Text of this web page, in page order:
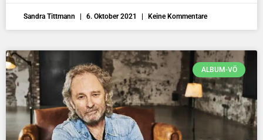
Sandra Tittmann 6. Oktober 2021 Keine Kommentare
ALBUM-VÖ